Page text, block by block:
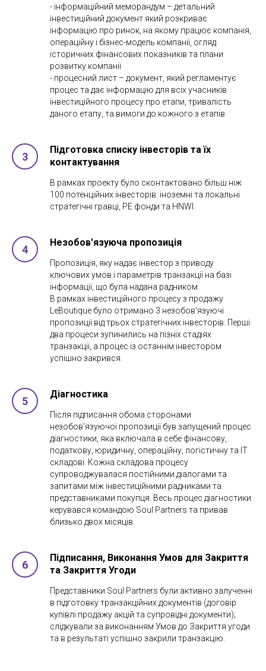
- інформаційний меморандум – детальний
інвестиційний документ який розкриває
інформацію про ринок, на якому працює компанія,
операційну і бізнес-модель компанії, огляд
історичних фінансових показників та плани
розвитку компанії
- процесний лист – документ, який регламентує
процес та дає інформацію для всіх учасників
інвестиційного процесу про етапи, тривалість
даного етапу, та вимоги до кожного з етапів
Підготовка списку інвесторів та їх
контактування
В рамках проекту було сконтактовано більш ніж
100 потенційних інвесторів: іноземні та локальні
стратегічні гравці, PE фонди та HNWI.
Незобов'язуюча пропозиція
Пропозиція, яку надає інвестор з приводу
ключових умов і параметрів транзакції на базі
інформації, що була надана радником.
В рамках інвестиційного процесу з продажу
LeBoutique було отримано 3 незобов'язуючі
пропозиції від трьох стратегічних інвесторів. Перші
два процеси зупинились на пізніх стадіях
транзакції, а процес із останнім інвестором
успішно закрився.
Діагностика
Після підписання обома сторонами
незобов'язуючої пропозиції був запущений процес
діагностики, яка включала в себе фінансову,
податкову, юридичну, операційну, логістичну та IT
складові. Кожна складова процесу
супроводжувалася постійними діалогами та
запитами між інвестиційними радниками та
представниками покупця. Весь процес діагностики
керувався командою Soul Partners та привав
близько двох місяців.
Підписання, Виконання Умов для Закриття
та Закриття Угоди
Представники Soul Partners були активно залученні
в підготовку транзакційних документів (договір
купівлі продажу акцій та супровідні документи);
слідкували за виконанням Умов до Закриття угоди
та в результаті успішно закрили транзакцію.